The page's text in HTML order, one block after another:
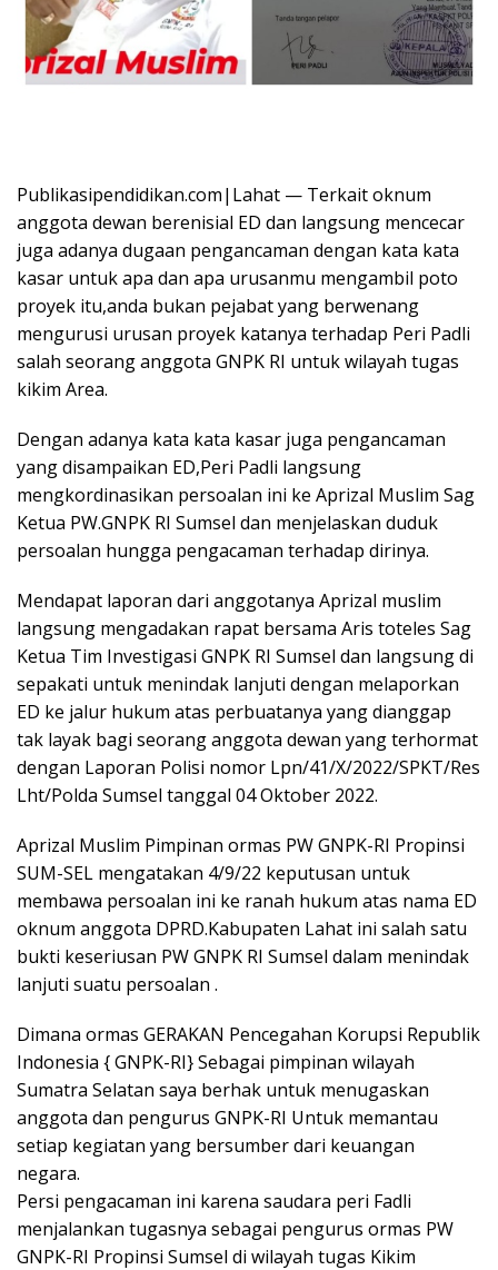
Publikasipendidikan.com|Lahat — Terkait oknum
anggota dewan berenisial ED dan langsung mencecar
juga adanya dugaan pengancaman dengan kata kata
kasar untuk apa dan apa urusanmu mengambil poto
proyek itu,anda bukan pejabat yang berwenang
mengurusi urusan proyek katanya terhadap Peri Padli
salah seorang anggota GNPK RI untuk wilayah tugas
kikim Area.
Dengan adanya kata kata kasar juga pengancaman
yang disampaikan ED,Peri Padli langsung
mengkordinasikan persoalan ini ke Aprizal Muslim Sag
Ketua PW.GNPK RI Sumsel dan menjelaskan duduk
persoalan hungga pengacaman terhadap dirinya.
Mendapat laporan dari anggotanya Aprizal muslim
langsung mengadakan rapat bersama Aris toteles Sag
Ketua Tim Investigasi GNPK RI Sumsel dan langsung di
sepakati untuk menindak lanjuti dengan melaporkan
ED ke jalur hukum atas perbuatanya yang dianggap
tak layak bagi seorang anggota dewan yang terhormat
dengan Laporan Polisi nomor Lpn/41/X/2022/SPKT/Res
Lht/Polda Sumsel tanggal 04 Oktober 2022.
Aprizal Muslim Pimpinan ormas PW GNPK-RI Propinsi
SUM-SEL mengatakan 4/9/22 keputusan untuk
membawa persoalan ini ke ranah hukum atas nama ED
oknum anggota DPRD.Kabupaten Lahat ini salah satu
bukti keseriusan PW GNPK RI Sumsel dalam menindak
lanjuti suatu persoalan .
Dimana ormas GERAKAN Pencegahan Korupsi Republik
Indonesia { GNPK-RI} Sebagai pimpinan wilayah
Sumatra Selatan saya berhak untuk menugaskan
anggota dan pengurus GNPK-RI Untuk memantau
setiap kegiatan yang bersumber dari keuangan
negara.
Persi pengacaman ini karena saudara peri Fadli
menjalankan tugasnya sebagai pengurus ormas PW
GNPK-RI Propinsi Sumsel di wilayah tugas Kikim